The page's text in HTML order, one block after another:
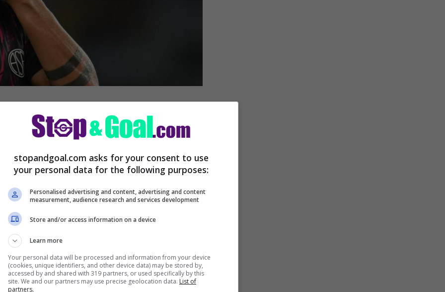
di recupero
comunicato sulle condizioni di Karsdorp
per l’esterno olandese che si è
risolvere il problema. Questo il
sottoposto a intervento chirurgico al
stopandgoal.com asks for your consent to use
your personal data for the following purposes:
Personalised advertising and content, advertising and content
measurement, audience research and services development
Store and/or access information on a device
Learn more
Your personal data will be processed and information from your device
(cookies, unique identifiers, and other device data) may be stored by,
accessed by and shared with 319 partners, or used specifically by this
site. We and our partners may use precise geolocation data. List of
partners.